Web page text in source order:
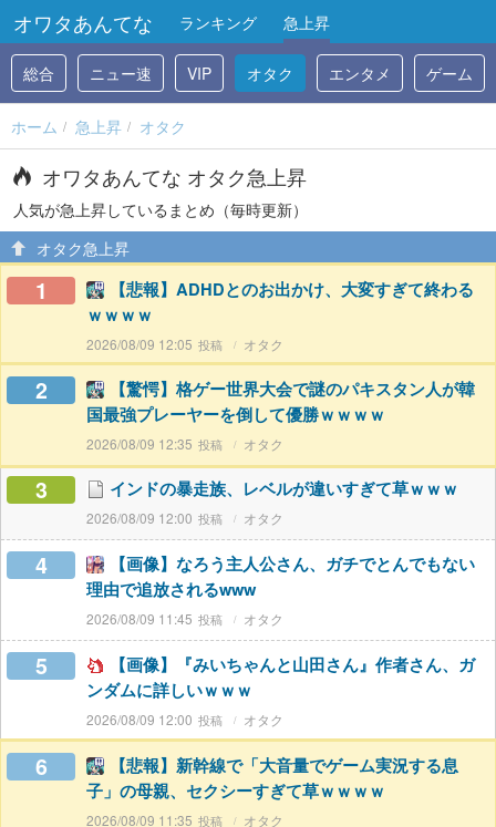
オワタあんてな ランキング 急上昇
総合 ニュー速 VIP オタク エンタメ ゲーム
ホーム 急上昇 オタク
オワタあんてな オタク急上昇
人気が急上昇しているまとめ（毎時更新）
オタク急上昇
1
【悲報】ADHDとのお出かけ、大変すぎて終わる
ｗｗｗｗ
2026/08/09 12:05 オタク
2
【驚愕】格ゲー世界大会で謎のパキスタン人が韓
国最強プレーヤーを倒して優勝ｗｗｗｗ
2026/08/09 12:35 オタク
3 インドの暴走族、レベルが違いすぎて草ｗｗｗ
2026/08/09 12:00 オタク
4
【画像】なろう主人公さん、ガチでとんでもない
理由で追放されるwww
2026/08/09 11:45 オタク
5
【画像】『みいちゃんと山田さん』作者さん、ガ
ンダムに詳しいｗｗｗ
2026/08/09 12:00 オタク
6
【悲報】新幹線で「大音量でゲーム実況する息
子」の母親、セクシーすぎて草ｗｗｗｗ
2026/08/09 11:35 オタク